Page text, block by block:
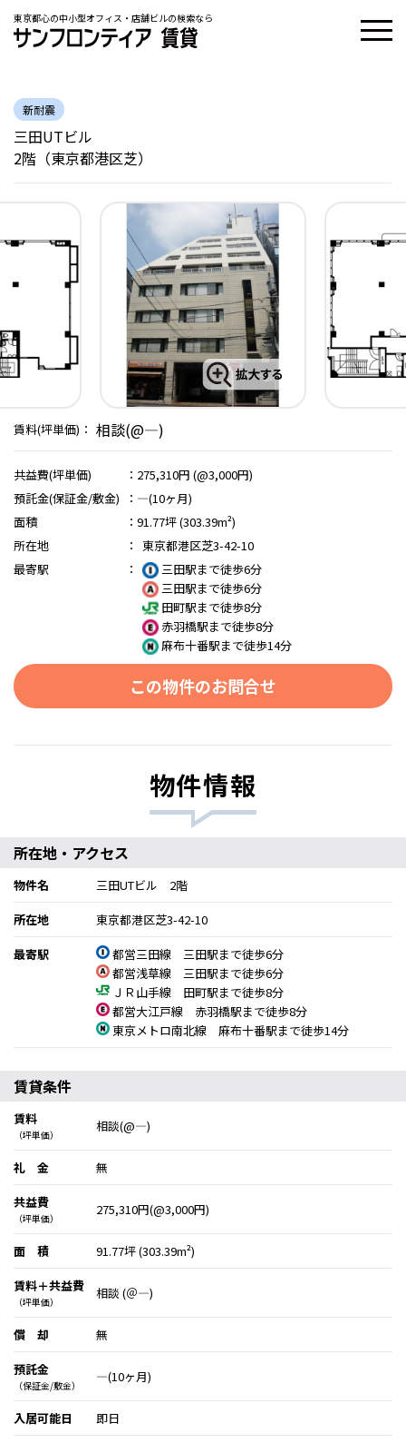
東京都心の中小型オフィス・店舗ビルの検索なら
新耐震
三田UTビル
2階（東京都港区芝）
賃料(坪単価)： 相談(@―)
共益費(坪単価) ： 275,310円 (@3,000円)
預託金(保証金/敷金)
： ―(10ヶ月)
面積
： 91.77坪 (303.39m²)
所在地
：
東京都港区芝3-42-10
最寄駅
：
三田駅まで徒歩6分
三田駅まで徒歩6分
田町駅まで徒歩8分
赤羽橋駅まで徒歩8分
麻布十番駅まで徒歩14分
この物件のお問合せ
物件情報
所在地・アクセス
物件名
三田UTビル 2階
所在地
東京都港区芝3-42-10
最寄駅
都営三田線 三田駅まで徒歩6分
都営浅草線 三田駅まで徒歩6分
ＪＲ山手線 田町駅まで徒歩8分
都営大江戸線 赤羽橋駅まで徒歩8分
東京メトロ南北線 麻布十番駅まで徒歩14分
賃貸条件
賃料
（坪単価）
相談(@―)
礼 金
無
共益費
（坪単価）
275,310円(@3,000円)
面 積
91.77坪 (303.39m²)
賃料＋共益費
（坪単価）
相談 (＠―)
償 却
無
預託金
（保証金/敷金）
―(10ヶ月)
入居可能日
即日